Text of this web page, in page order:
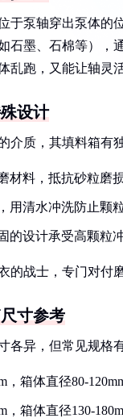
于泵轴穿出泵体的
石墨、石棉等），
乱跑，又能让轴灵
设计
介质，其填料箱有
材料，抵抗砂粒磨
用清水冲洗防止颗
的设计承受高颗粒
的战士，专门对付
寸参考
各异，但常见规格
，箱体直径80-
，箱体直径130-